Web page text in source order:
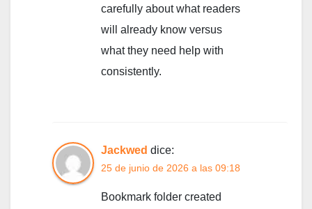
carefully about what readers
will already know versus
what they need help with
consistently.
Jackwed dice:
25 de junio de 2026 a las 09:18
Bookmark folder created